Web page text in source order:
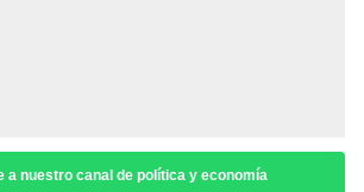
a nuestro canal de política y economía